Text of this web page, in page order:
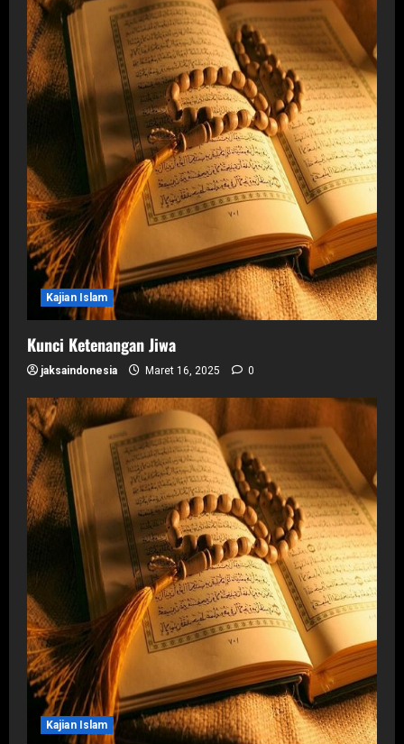
Kajian Islam
Kunci Ketenangan Jiwa
jaksaindonesia Maret 16, 2025 0
Kajian Islam